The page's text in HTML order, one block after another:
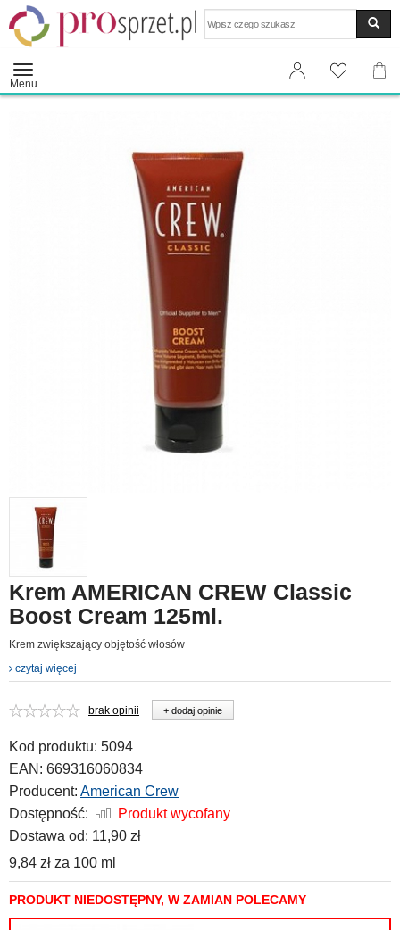
Menu
Krem AMERICAN CREW Classic
Boost Cream 125ml.
Krem zwiększający objętość włosów
czytaj więcej
brak opinii + dodaj opinie
Kod produktu: 5094
EAN: 669316060834
Producent: American Crew
Dostępność:
Produkt wycofany
Dostawa od: 11,90 zł
9,84 zł za 100 ml
PRODUKT NIEDOSTĘPNY, W ZAMIAN POLECAMY